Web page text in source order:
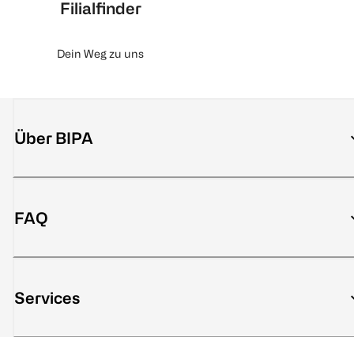
Filialfinder
Dein Weg zu uns
Über BIPA
FAQ
Services